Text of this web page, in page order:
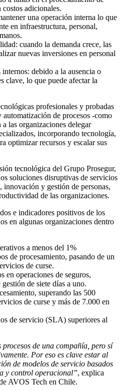
costos adicionales.
una operación interna lo que
en infraestructura, personal,
cuando la demanda crece, las
nuevas inversiones en personal
debido a la ausencia o
clave, lo que puede afectar la
profesionales y probadas
de procesos -como
las organizaciones delegar
incorporando tecnología,
optimizar recursos y escalar sus
tecnológica del Grupo Prosegur,
soluciones disruptivas de servicios
y gestión de personas,
de las organizaciones.
e indicadores positivos de los
en algunas organizaciones dentro
a menos del 1%
de procesamiento, pasando de un
de curse.
en operaciones de seguros,
de siete días a uno.
superando las 500
de curse y más de 7.000 en
de servicio (SLA) superiores al
de una compañía, pero sí
Por eso es clave estar al
de modelos de servicio basados
y control operacional”, explica
AVOS Tech en Chile.